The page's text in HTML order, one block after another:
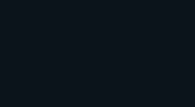
en raison de la défaillance
navigation du bateau).
pas si, comme en l'espèce,
abordage ou à un problème de
seule barge poussée
qui n'était pas adaptée à la